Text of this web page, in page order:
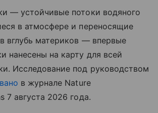
— устойчивые потоки водяного
в атмосфере и переносящие
вглубь материков — впервые
нанесены на карту для всей
Исследование под руководством
в журнале Nature
7 августа 2026 года.